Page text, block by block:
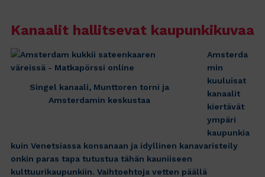
Kanaalit hallitsevat kaupunkikuvaa
Singel kanaali, Munttoren torni ja
Amsterdamin keskustaa
Amsterda
min
kuuluisat
kanaalit
kiertävät
ympäri
kaupunkia
kuin Venetsiassa konsanaan ja idyllinen kanavaristeily
onkin paras tapa tutustua tähän kauniiseen
kulttuurikaupunkiin. Vaihtoehtoja vetten päällä